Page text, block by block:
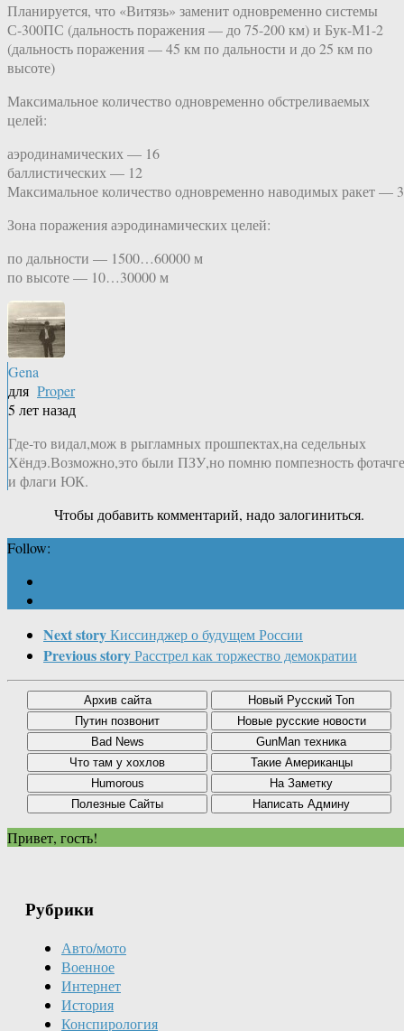
Планируется, что «Витязь» заменит одновременно системы
С-300ПС (дальность поражения — до 75-200 км) и Бук-М1-2
(дальность поражения — 45 км по дальности и до 25 км по
высоте)
Максимальное количество одновременно обстреливаемых
целей:
аэродинамических — 16
баллистических — 12
Максимальное количество одновременно наводимых ракет —
Зона поражения аэродинамических целей:
по дальности — 1500…60000 м
по высоте — 10…30000 м
Gena
для Proper
5 лет назад
Где-то видал,мож в рыгламных прошпектах,на седельных
Хёндэ.Возможно,это были ПЗУ,но помню помпезность фотачге
и флаги ЮК.
Чтобы добавить комментарий, надо залогиниться.
Follow:
Next storyКиссинджер о будущем России
Previous storyРасстрел как торжество демократии
Привет, гость!
Рубрики
Авто/мото
Военное
Интернет
История
Конспирология